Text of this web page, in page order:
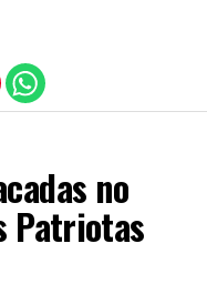
no
Patriotas